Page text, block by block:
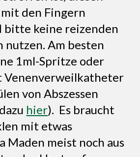
den Fingern
bitte keine reizenden
nutzen. Am besten
1ml-Spritze oder
Venenverweilkatheter
von Abszessen
hier). Es braucht
mit etwas
Maden meist noch aus